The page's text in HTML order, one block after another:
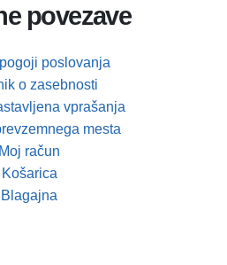
povezave
poslovanja
o zasebnosti
vprašanja
mesta
Moj račun
Košarica
Blagajna